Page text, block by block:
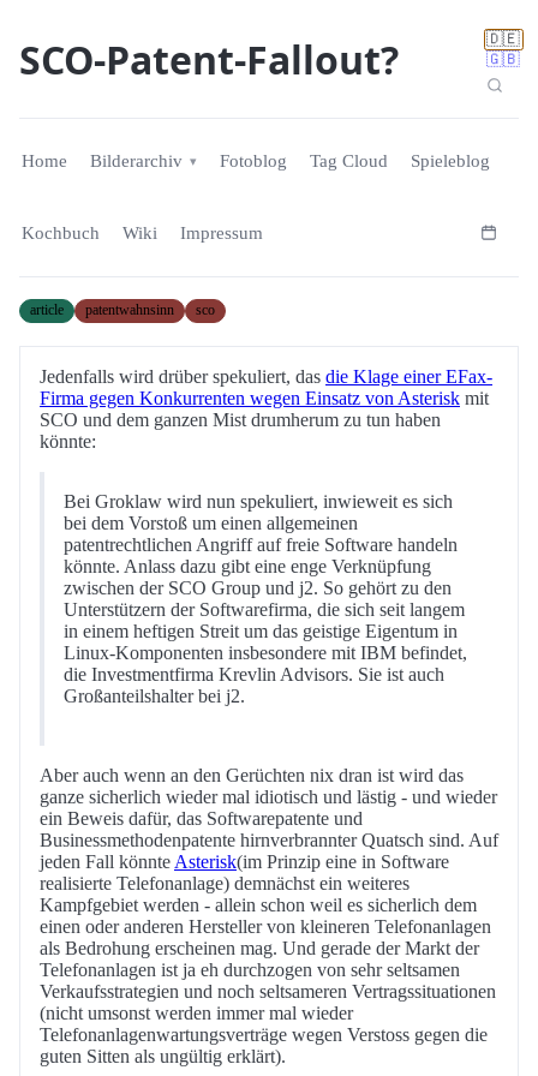
🇩🇪
🇬🇧
SCO-Patent-Fallout?
Home Bilderarchiv Fotoblog Tag Cloud Spieleblog
Kochbuch Wiki Impressum
article patentwahnsinn sco
Jedenfalls wird drüber spekuliert, das die Klage einer EFax-
Firma gegen Konkurrenten wegen Einsatz von Asterisk mit
SCO und dem ganzen Mist drumherum zu tun haben
könnte:
Bei Groklaw wird nun spekuliert, inwieweit es sich
bei dem Vorstoß um einen allgemeinen
patentrechtlichen Angriff auf freie Software handeln
könnte. Anlass dazu gibt eine enge Verknüpfung
zwischen der SCO Group und j2. So gehört zu den
Unterstützern der Softwarefirma, die sich seit langem
in einem heftigen Streit um das geistige Eigentum in
Linux-Komponenten insbesondere mit IBM befindet,
die Investmentfirma Krevlin Advisors. Sie ist auch
Großanteilshalter bei j2.
Aber auch wenn an den Gerüchten nix dran ist wird das
ganze sicherlich wieder mal idiotisch und lästig - und wieder
ein Beweis dafür, das Softwarepatente und
Businessmethodenpatente hirnverbrannter Quatsch sind. Auf
jeden Fall könnte Asterisk(im Prinzip eine in Software
realisierte Telefonanlage) demnächst ein weiteres
Kampfgebiet werden - allein schon weil es sicherlich dem
einen oder anderen Hersteller von kleineren Telefonanlagen
als Bedrohung erscheinen mag. Und gerade der Markt der
Telefonanlagen ist ja eh durchzogen von sehr seltsamen
Verkaufsstrategien und noch seltsameren Vertragssituationen
(nicht umsonst werden immer mal wieder
Telefonanlagenwartungsverträge wegen Verstoss gegen die
guten Sitten als ungültig erklärt).